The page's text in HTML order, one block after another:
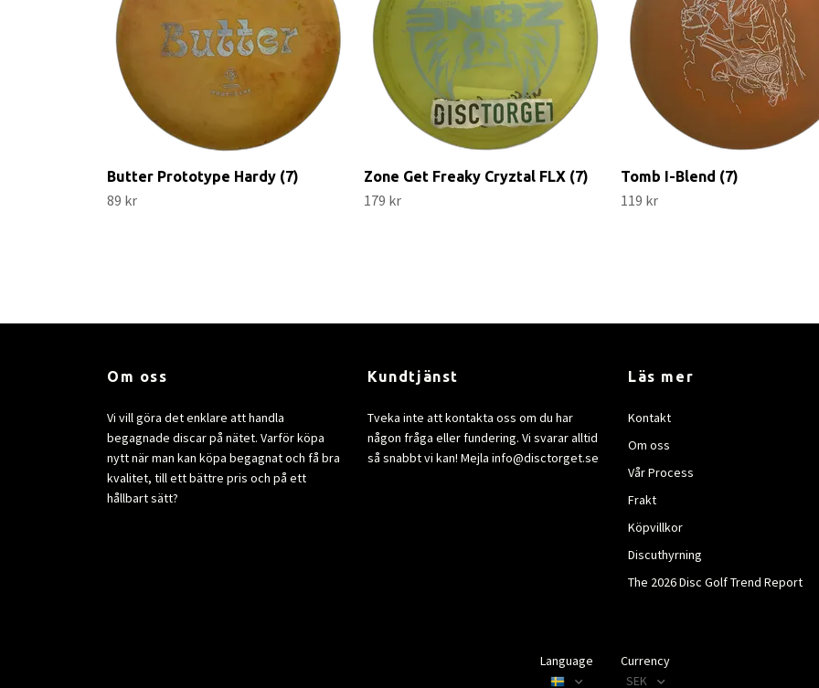
Butter Prototype Hardy (7)
89 kr
Zone Get Freaky Cryztal FLX (7)
179 kr
Tomb I-Blend (7)
119 kr
Om oss
Vi vill göra det enklare att handla
begagnade discar på nätet. Varför köpa
nytt när man kan köpa begagnat och få bra
kvalitet, till ett bättre pris och på ett
hållbart sätt?
Kundtjänst
Tveka inte att kontakta oss om du har
någon fråga eller fundering. Vi svarar alltid
så snabbt vi kan! Mejla info@disctorget.se
Läs mer
Kontakt
Om oss
Vår Process
Frakt
Köpvillkor
Discuthyrning
The 2026 Disc Golf Trend Report
Language
Currency
SEK